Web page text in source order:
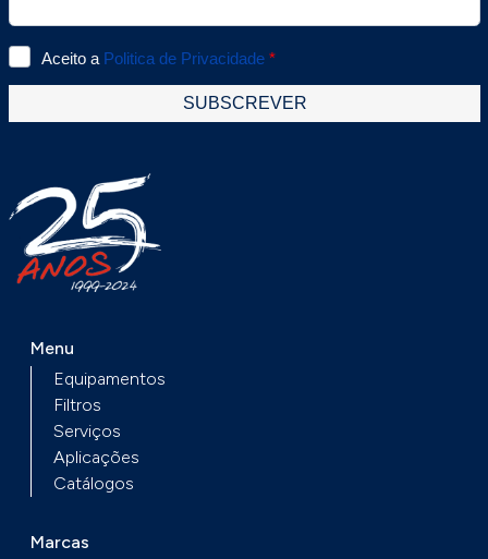
Menu
Equipamentos
Filtros
Serviços
Aplicações
Catálogos
Marcas